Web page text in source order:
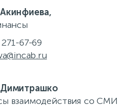
67-69
взаимодействия со СМИ